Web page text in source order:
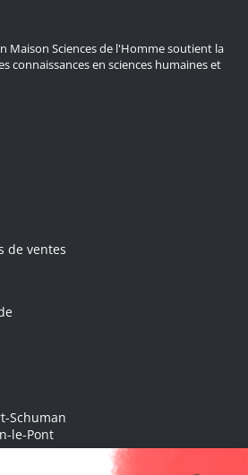
Maison Sciences de l'Homme soutient la
connaissances en sciences humaines et
de ventes
Schuman
le-Pont